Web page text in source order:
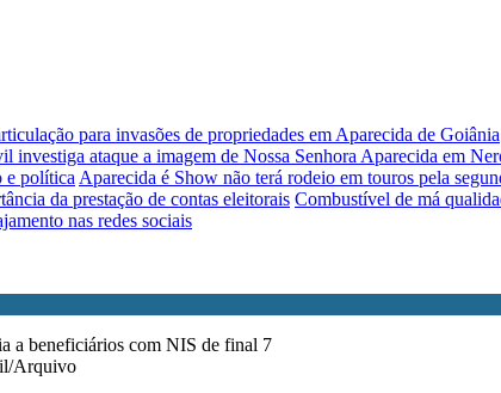
para invasões de propriedades em Aparecida de Goiânia
investiga ataque a imagem de Nossa Senhora Aparecida em
e política Aparecida é Show não terá rodeio em touros pela
da prestação de contas eleitorais Combustível de má
nas redes sociais
Arquivo